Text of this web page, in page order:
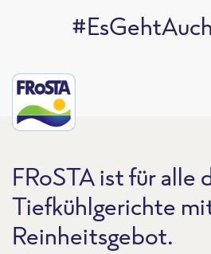
FRoSTA ist für alle
Tiefkühlgerichte
Reinheitsgebot.